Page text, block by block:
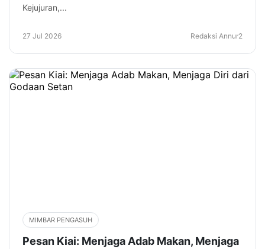
Kejujuran,...
27 Jul 2026 Redaksi Annur2
MIMBAR PENGASUH
Pesan Kiai: Menjaga Adab Makan, Menjaga